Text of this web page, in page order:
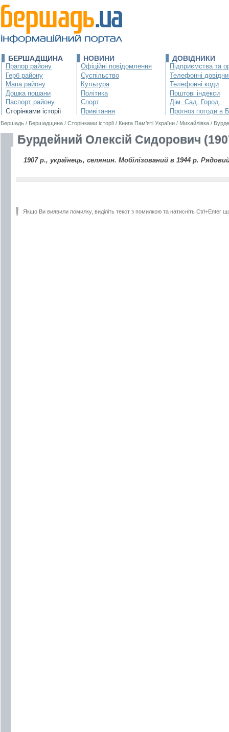
БЕРШАДЩИНА
Прапор району
Герб району
Мапа району
Дошка пошани
Паспорт району
Сторінками історії
НОВИНИ
Офіційні повідомлення
Суспільство
Культура
Політика
Спорт
Привітання
ДОВІДНИКИ
Підприємства та
Телефонні
Телефонні коди
Поштові індекси
Дім. Сад. Город.
Прогноз погоди в
Бершадь / Бершадщина / Сторінками історії / Книга Пам’яті України / Михайлівка /
Бурдейний Олексій Сидорович
1907 р., українець, селянин. Мобілізований в 1944 р.
Якщо Ви виявили помилку, виділіть текст з помилкою та натисніть Ctrl+Enter